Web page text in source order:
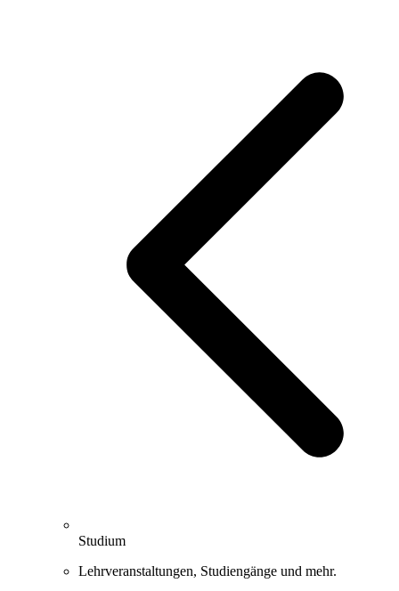
Studium
Lehrveranstaltungen, Studiengänge und mehr.